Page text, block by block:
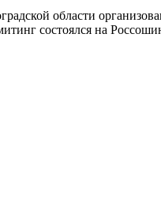
области
состоялся на